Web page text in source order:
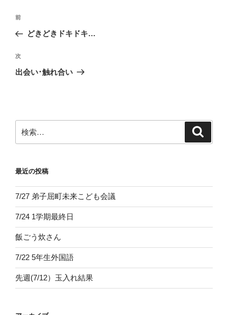
投
ナ
ビ
ゲ
ン
前
の
稿
前
どきどきドキドキ…
次
の
次
出会い･触れ合い
索:
最近の投稿
7/27 弟子屈町未来こども会議
7/24 1学期最終日
飯ごう炊さん
7/22 5年生外国語
先週(7/12）玉入れ結果